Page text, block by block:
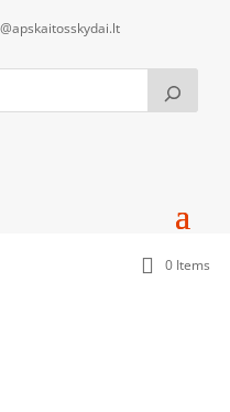
0 Items